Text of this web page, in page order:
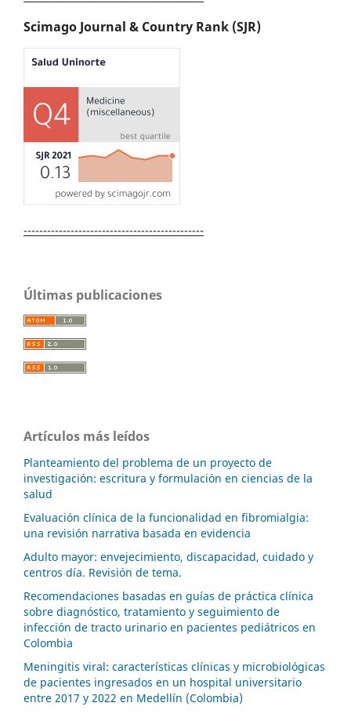
Scimago Journal & Country Rank (SJR)
----------------------------------------------
Últimas publicaciones
Artículos más leídos
Planteamiento del problema de un proyecto de
investigación: escritura y formulación en ciencias de la
salud
Evaluación clínica de la funcionalidad en fibromialgia:
una revisión narrativa basada en evidencia
Adulto mayor: envejecimiento, discapacidad, cuidado y
centros día. Revisión de tema.
Recomendaciones basadas en guías de práctica clínica
sobre diagnóstico, tratamiento y seguimiento de
infección de tracto urinario en pacientes pediátricos en
Colombia
Meningitis viral: características clínicas y microbiológicas
de pacientes ingresados en un hospital universitario
entre 2017 y 2022 en Medellín (Colombia)